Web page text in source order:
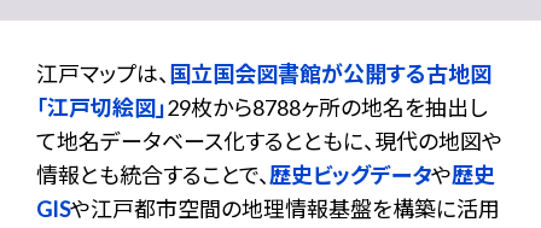
江戸マップは、 国立国会図書館が公開する古地図
「江戸切絵図」29枚から8788ヶ所の地名を抽出し
て地名データベース化するとともに、現代の地図や
情報とも統合することで、歴史ビッグデータや歴史
GISや江戸都市空間の地理情報基盤を構築に活用